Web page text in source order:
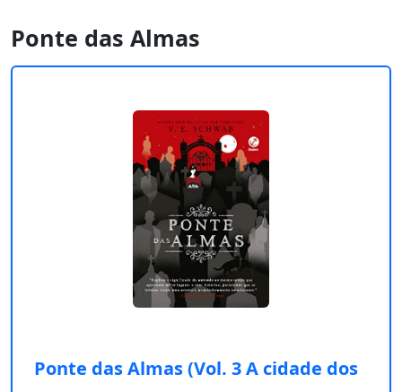
Ponte das Almas
Ponte das Almas (Vol. 3 A cidade dos